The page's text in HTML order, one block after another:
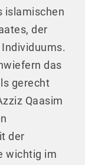
islamischen
der
das
gerecht
Qaasim
der
wichtig im